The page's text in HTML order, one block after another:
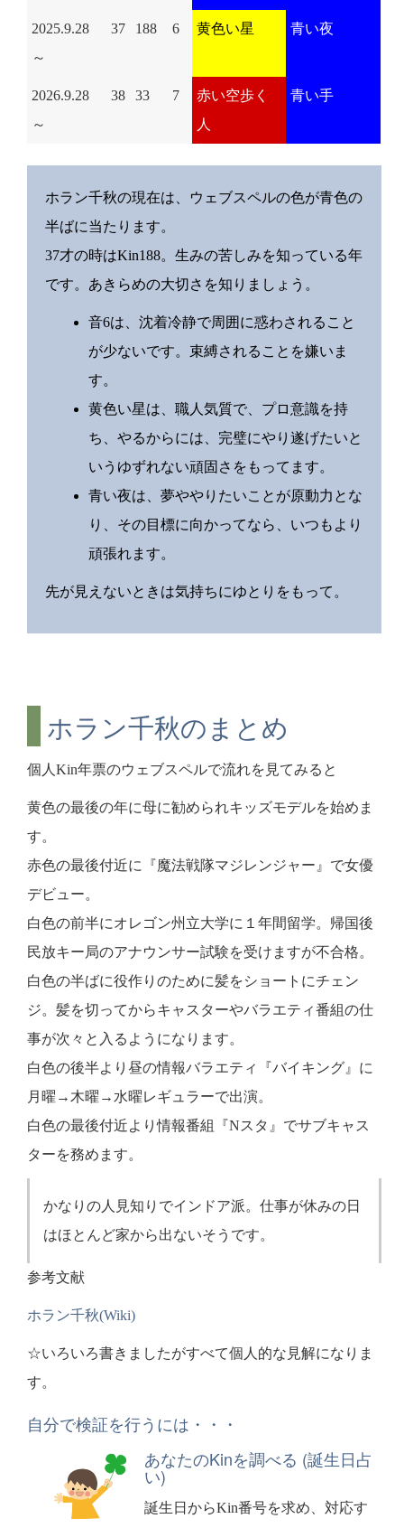
2025.9.28
～
37 188 6 黄色い星 青い夜
2026.9.28
～
38 33 7
赤い空歩く
人
青い手
ホラン千秋の現在は、ウェブスペルの色が青色の
半ばに当たります。
37才の時はKin188。生みの苦しみを知っている年
です。あきらめの大切さを知りましょう。
音6は、沈着冷静で周囲に惑わされること
が少ないです。束縛されることを嫌いま
す。
黄色い星は、職人気質で、プロ意識を持
ち、やるからには、完璧にやり遂げたいと
いうゆずれない頑固さをもってます。
青い夜は、夢ややりたいことが原動力とな
り、その目標に向かってなら、いつもより
頑張れます。
先が見えないときは気持ちにゆとりをもって。
ホラン千秋のまとめ
個人Kin年票のウェブスペルで流れを見てみると
黄色の最後の年に母に勧められキッズモデルを始めま
す。
赤色の最後付近に『魔法戦隊マジレンジャー』で女優
デビュー。
白色の前半にオレゴン州立大学に１年間留学。帰国後
民放キー局のアナウンサー試験を受けますが不合格。
白色の半ばに役作りのために髪をショートにチェン
ジ。髪を切ってからキャスターやバラエティ番組の仕
事が次々と入るようになります。
白色の後半より昼の情報バラエティ『バイキング』に
月曜→木曜→水曜レギュラーで出演。
白色の最後付近より情報番組『Nスタ』でサブキャス
ターを務めます。
かなりの人見知りでインドア派。仕事が休みの日
はほとんど家から出ないそうです。
参考文献
ホラン千秋(Wiki)
☆いろいろ書きましたがすべて個人的な見解になりま
す。
自分で検証を行うには・・・
あなたのKinを調べる (誕生日占
い)
誕生日からKin番号を求め、対応す